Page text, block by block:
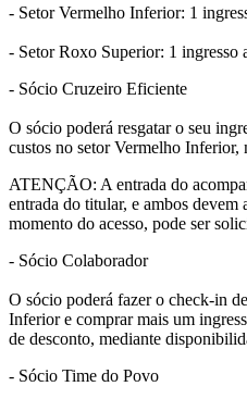
- Setor Vermelho Inferior: 1
- Setor Roxo Superior: 1 ingresso
- Sócio Cruzeiro Eficiente
O sócio poderá resgatar o seu
custos no setor Vermelho Inferior,
ATENÇÃO: A entrada do
entrada do titular, e ambos devem
momento do acesso, pode ser
- Sócio Colaborador
O sócio poderá fazer o check-in
Inferior e comprar mais um
de desconto, mediante
- Sócio Time do Povo